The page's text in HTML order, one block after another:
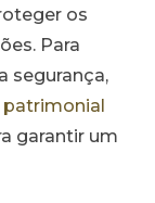
os
Para
segurança,
garantir um